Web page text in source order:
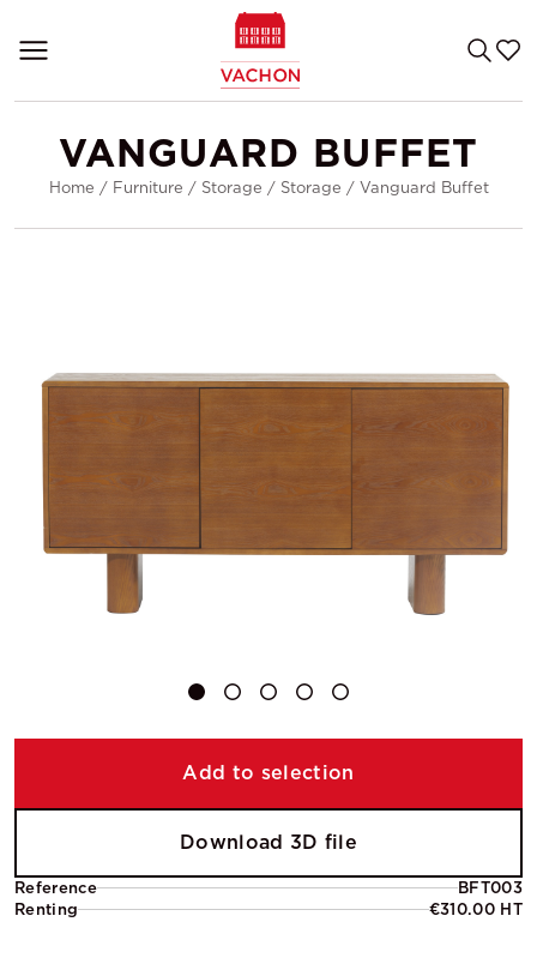
VANGUARD BUFFET
Home / Furniture / Storage / Storage / Vanguard Buffet
Reference
BFT003
Renting
€310.00 HT
Add to selection
Download 3D file